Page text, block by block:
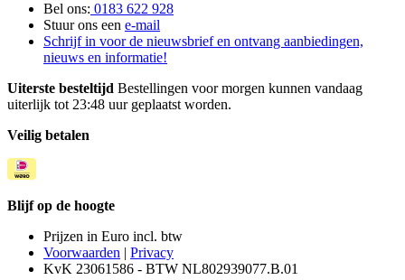
Bel ons: 0183 622 928
Stuur ons een e-mail
Schrijf in voor de nieuwsbrief en ontvang aanbiedingen,
nieuws en informatie!
Uiterste besteltijd Bestellingen voor morgen kunnen vandaag
uiterlijk tot 23:48 uur geplaatst worden.
Veilig betalen
Blijf op de hoogte
Prijzen in Euro incl. btw
Voorwaarden | Privacy
KvK 23061586 - BTW NL802939077.B.01